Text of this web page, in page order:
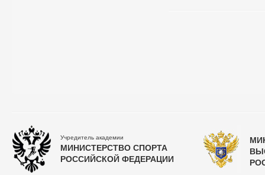
Учредитель академии
МИНИСТЕРСТВО СПОРТА
РОССИЙСКОЙ ФЕДЕРАЦИИ